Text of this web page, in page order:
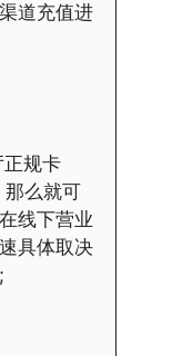
道充值进
规卡
那么就可
线下营业
具体取决